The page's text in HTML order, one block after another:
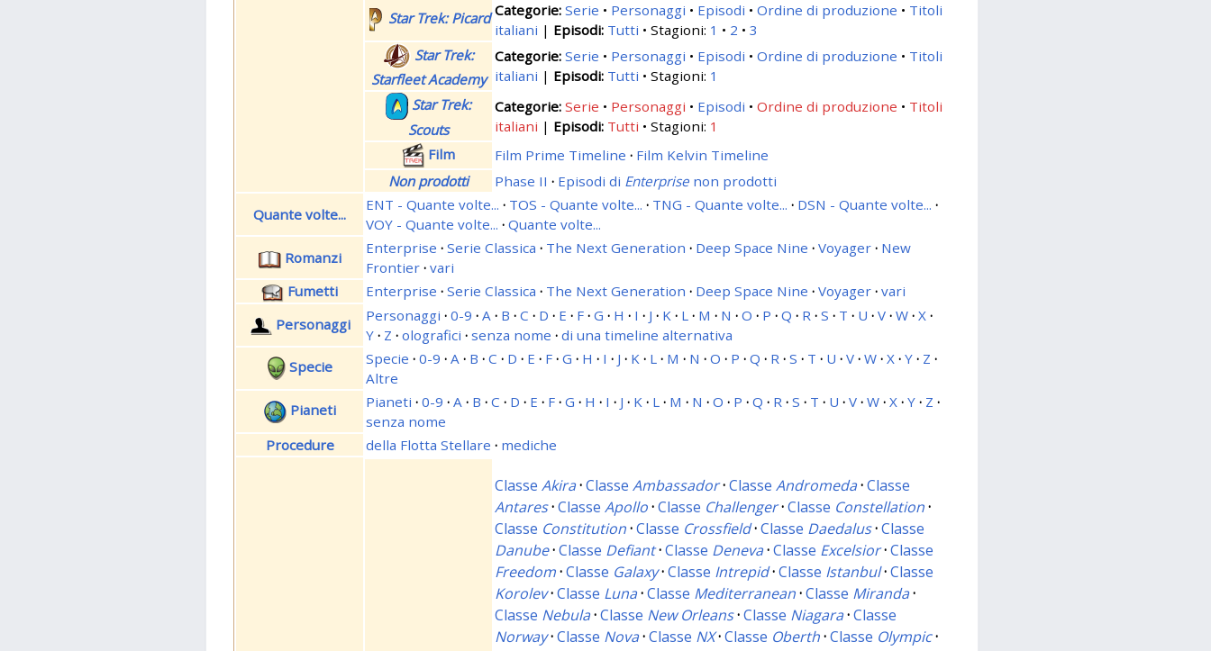
Star Trek: Picard
Serie Personaggi Episodi Ordine di produzione
Titoli
italiani | Tutti Stagioni: 1 2
3
Star Trek:
Starfleet Academy
Serie Personaggi Episodi Ordine di produzione
Titoli
italiani | Tutti Stagioni: 1
Star Trek:
Scouts
Serie Personaggi Episodi Ordine di produzione
Titoli
italiani | Tutti Stagioni: 1
Film
Film Prime Timeline · Film Kelvin Timeline
Non prodotti
Phase II · Episodi di Enterprise non prodotti
Quante volte...
ENT - Quante volte... · TOS - Quante volte... · TNG - Quante volte... · DSN - Quante volte... ·
VOY - Quante volte... · Quante volte...
Romanzi
Enterprise · Serie Classica · The Next Generation · Deep Space Nine · Voyager · New
Frontier · vari
Fumetti
Enterprise · Serie Classica · The Next Generation · Deep Space Nine · Voyager · vari
Personaggi
Personaggi · 0-9 · A · B · C · D · E · F · G · H · I · J · K · L · M · N · O · P · Q · R · S · T · U · V · W · X ·
Y · Z · olografici · senza nome · di una timeline alternativa
Specie
Specie · 0-9 · A · B · C · D · E · F · G · H · I · J · K · L · M · N · O · P · Q · R · S · T · U · V · W · X · Y · Z ·
Altre
Pianeti
Pianeti · 0-9 · A · B · C · D · E · F · G · H · I · J · K · L · M · N · O · P · Q · R · S · T · U · V · W · X · Y · Z ·
senza nome
Procedure
della Flotta Stellare · mediche
ClasseAkira·ClasseAmbassador·ClasseAndromeda·Classe
Antares·ClasseApollo·Classe Challenger·Classe Constellation·
Classe Constitution·Classe Crossfield·Classe Daedalus·Classe
Danube·Classe Defiant·Classe Deneva·Classe Excelsior·Classe
Freedom·Classe Galaxy·Classe Intrepid·Classe Istanbul·Classe
Korolev·Classe Luna·Classe Mediterranean·Classe Miranda·
Classe Nebula·Classe New Orleans·Classe Niagara·Classe
Norway·Classe Nova·Classe NX·Classe Oberth·Classe Olympic·